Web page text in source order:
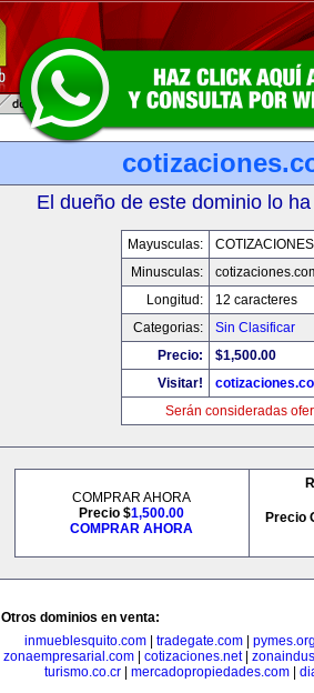
El dueño de este dominio lo
Mayusculas:
Minusculas:
Longitud:
12 caracteres
Categorias:
Sin Clasificar
Precio:
$1,500.00
Visitar!
Serán consideradas
COMPRAR AHORA
Precio $1,500.00
COMPRAR AHORA
Precio
Otros dominios en venta:
inmueblesquito.com
tradegate.com
zonaempresarial.com| cotizaciones.net|
turismo.co.cr| mercadopropiedades.com|